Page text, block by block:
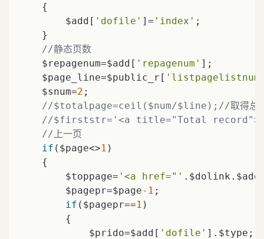
    {
        $add[
'dofile' ]= 'index' ;
    }
//静态页数
    $repagenum=$add[
'repagenum' ];
    $page_line=$public_r[
    $snum=
2 ;
//$totalpage=ceil($num/$line);//取得总
//$firststr='<a title="Total
//上一页
if ($page<>1 )
    {
        $toppage=
'<a href="'
        $pagepr=$page
-1 ;
if ($pagepr==1 )
        {
            $prido=$add[
'dofile' ].$type;